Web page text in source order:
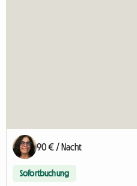
90 € / Nacht
Sofortbuchung